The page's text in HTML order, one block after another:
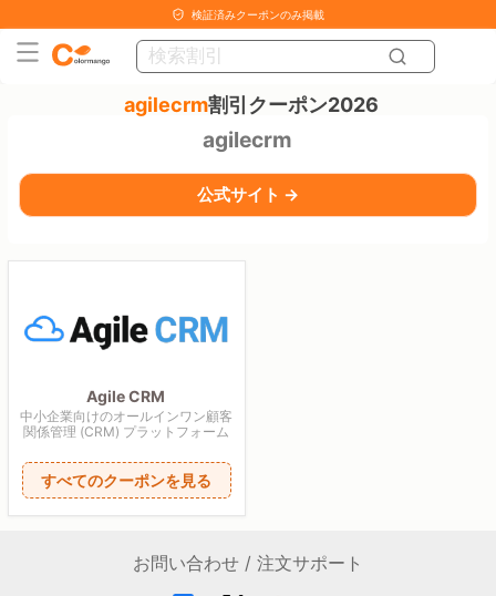
検証済みクーポンのみ掲載
agilecrm割引クーポン2026
agilecrm
公式サイト →
Agile CRM
中小企業向けのオールインワン顧客
関係管理 (CRM) プラットフォーム
すべてのクーポンを見る
お問い合わせ / 注文サポート